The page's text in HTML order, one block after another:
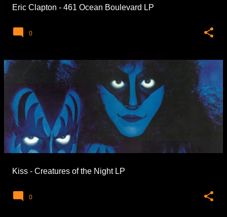
Eric Clapton - 461 Ocean Boulevard LP
0
Kiss - Creatures of the Night LP
0